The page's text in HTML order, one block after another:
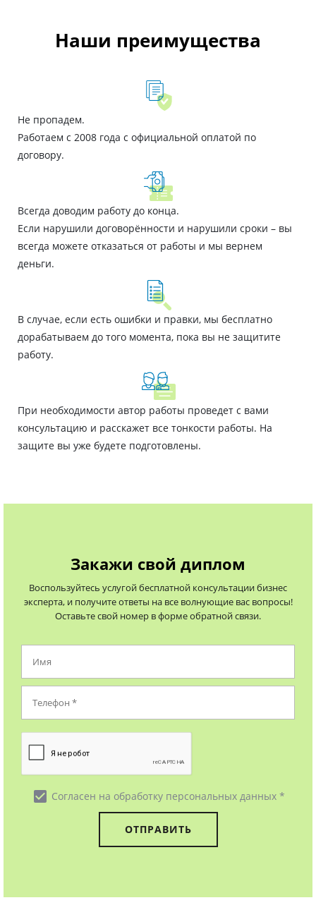
Наши преимущества
Не пропадем.
Работаем с 2008 года с официальной оплатой по
договору.
Всегда доводим работу до конца.
Если нарушили договорённости и нарушили сроки – вы
всегда можете отказаться от работы и мы вернем
деньги.
В случае, если есть ошибки и правки, мы бесплатно
дорабатываем до того момента, пока вы не защитите
работу.
При необходимости автор работы проведет с вами
консультацию и расскажет все тонкости работы. На
защите вы уже будете подготовлены.
Закажи свой диплом
Воспользуйтесь услугой бесплатной консультации бизнес
эксперта, и получите ответы на все волнующие вас вопросы!
Оставьте свой номер в форме обратной связи.
check_box Согласен на обработку персональных данных *